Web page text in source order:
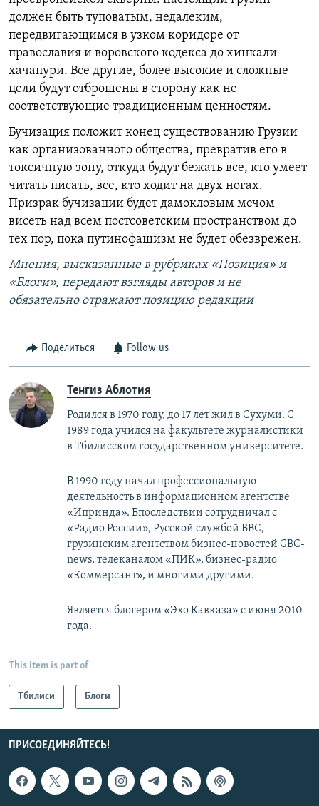
должен быть туповатым, недалеким,
передвигающимся в узком коридоре от
православия и воровского кодекса до хинкали-
хачапури. Все другие, более высокие и сложные
цели будут отброшены в сторону как не
соответствующие традиционным ценностям.
Бучизация положит конец существованию Грузии
как организованного общества, превратив его в
токсичную зону, откуда будут бежать все, кто умеет
читать писать, все, кто ходит на двух ногах.
Призрак бучизации будет дамокловым мечом
висеть над всем постсоветским пространством до
тех пор, пока путинофашизм не будет обезврежен.
Мнения, высказанные в рубриках «Позиция» и
«Блоги», передают взгляды авторов и не
обязательно отражают позицию редакции
Поделиться Follow us
Тенгиз Аблотия
Родился в 1970 году, до 17 лет жил в Сухуми. С
1989 года учился на факультете журналистики
в Тбилисском государственном университете.
В 1990 году начал профессиональную
деятельность в информационном агентстве
«Ипринда». Впоследствии сотрудничал с
«Радио России», Русской службой BBC,
грузинским агентством бизнес-новостей GBC-
news, телеканалом «ПИК», бизнес-радио
«Коммерсант», и многими другими.
Является блогером «Эхо Кавказа» с июня 2010
года.
This item is part of
Тбилиси Блоги
ПРИСОЕДИНЯЙТЕСЬ!